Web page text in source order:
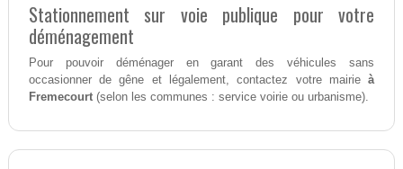
Stationnement sur voie publique pour votre
déménagement
Pour pouvoir déménager en garant des véhicules sans
occasionner de gêne et légalement, contactez votre mairieà
Fremecourt(selon les communes : service voirie ou urbanisme).